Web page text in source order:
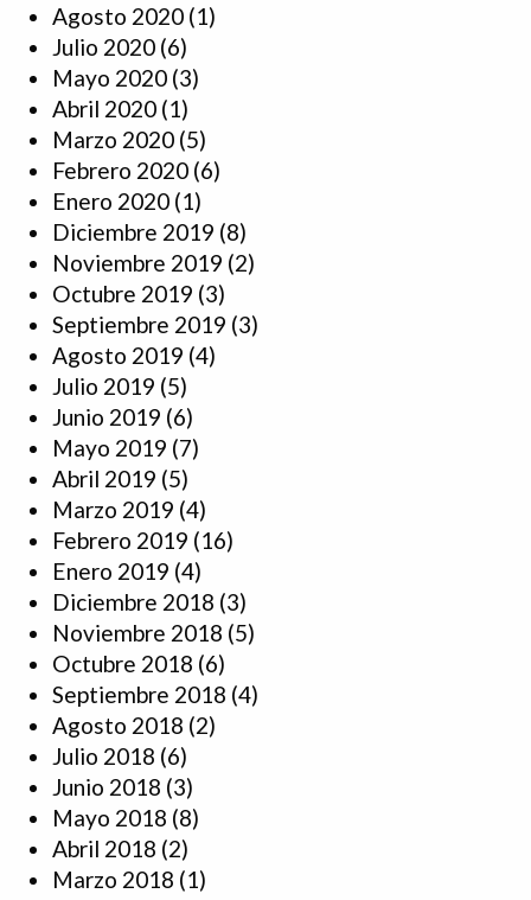
Agosto 2020 (1)
Julio 2020 (6)
Mayo 2020 (3)
Abril 2020 (1)
Marzo 2020 (5)
Febrero 2020 (6)
Enero 2020 (1)
Diciembre 2019 (8)
Noviembre 2019 (2)
Octubre 2019 (3)
Septiembre 2019 (3)
Agosto 2019 (4)
Julio 2019 (5)
Junio 2019 (6)
Mayo 2019 (7)
Abril 2019 (5)
Marzo 2019 (4)
Febrero 2019 (16)
Enero 2019 (4)
Diciembre 2018 (3)
Noviembre 2018 (5)
Octubre 2018 (6)
Septiembre 2018 (4)
Agosto 2018 (2)
Julio 2018 (6)
Junio 2018 (3)
Mayo 2018 (8)
Abril 2018 (2)
Marzo 2018 (1)